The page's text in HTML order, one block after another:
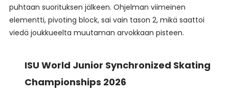
puhtaan suorituksen jälkeen. Ohjelman viimeinen
elementti, pivoting block, sai vain tason 2, mikä saattoi
viedä joukkueelta muutaman arvokkaan pisteen.
ISU World Junior Synchronized Skating
Championships 2026